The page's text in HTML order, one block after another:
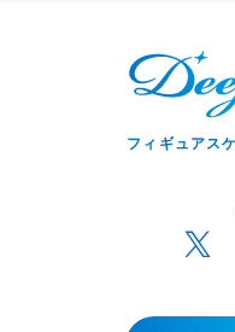
フィギュアス